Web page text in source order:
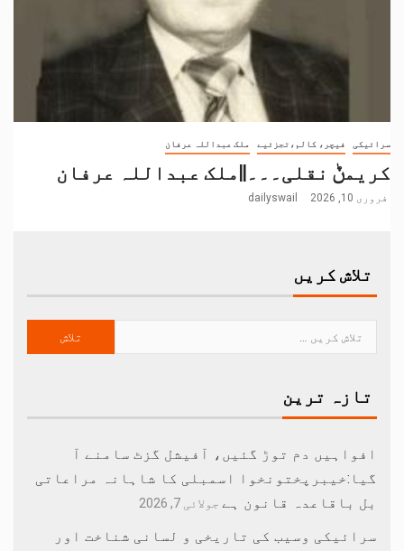
سرائیکی فیچر، کالم،تجزئیے ملک عبداللہ عرفان
کریمݨ نقلی۔۔۔||ملک عبداللہ عرفان
فروری 10, 2026 dailyswail
تلاش کریں
تازہ ترین
افواہیں دم توڑ گئیں، آفیشل گزٹ سامنے آ
گیا:خیبرپختونخوا اسمبلی کا شاہانہ مراعاتی
بل باقاعدہ قانون ہے جولائی 7, 2026
سرائیکی وسیب کی تاریخی و لسانی شناخت اور